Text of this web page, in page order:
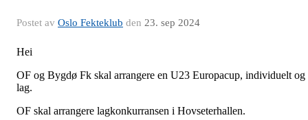
Postet av Oslo Fekteklub den 23. sep 2024
Hei
OF og Bygdø Fk skal arrangere en U23 Europacup, individuelt og
lag.
OF skal arrangere lagkonkurransen i Hovseterhallen.